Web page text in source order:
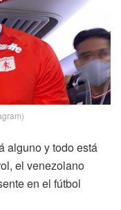
alguno y todo está
el venezolano
en el fútbol